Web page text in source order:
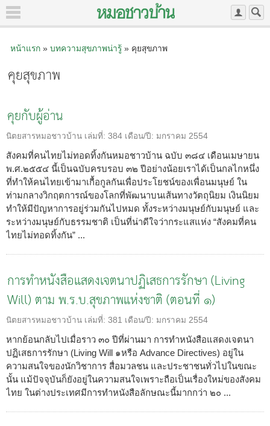
หน้าแรก» บทความสุขภาพน่ารู้» คุยสุขภาพ
คุยสุขภาพ
คุยกับผู้อ่าน
นิตยสารหมอชาวบ้าน เล่มที่: 384 เดือน/ปี: มกราคม 2554
สังคมที่คนไทยไม่ทอดทิ้งกันหมอชาวบ้าน ฉบับ ๓๘๔ เดือนเมษายน
พ.ศ.๒๕๕๔ นี้เป็นฉบับครบรอบ ๓๒ ปีอย่างน้อยเราได้เป็นกลไกหนึ่ง
ที่ทำให้คนไทยเข้ามาเกื้อกูลกันเพื่อประโยชน์ของเพื่อนมนุษย์ ใน
ท่ามกลางวิกฤตการณ์ของโลกที่พัฒนาบนเส้นทางวัตถุนิยม เงินนิยม
ทำให้มีปัญหาการอยู่ร่วมกันไปหมด ทั้งระหว่างมนุษย์กับมนุษย์ และ
ระหว่างมนุษย์กับธรรมชาติ เป็นที่น่าดีใจว่ากระแสแห่ง “สังคมที่คน
ไทยไม่ทอดทิ้งกัน” ...
การทำหนังสือแสดงเจตนาปฏิเสธการรักษา (Living
Will) ตาม พ.ร.บ.สุขภาพแห่งชาติ (ตอนที่ ๑)
นิตยสารหมอชาวบ้าน เล่มที่: 381 เดือน/ปี: มกราคม 2554
หากย้อนกลับไปเมื่อราว ๓๐ ปีที่ผ่านมา การทำหนังสือแสดงเจตนา
ปฏิเสธการรักษา (Living Will ๑หรือ Advance Directives) อยู่ใน
ความสนใจของนักวิชาการ สื่อมวลชน และประชาชนทั่วไปในขณะ
นั้น แม้ปัจจุบันก็ยังอยู่ในความสนใจเพราะถือเป็นเรื่องใหม่ของสังคม
ไทย ในต่างประเทศมีการทำหนังสือลักษณะนี้มากกว่า ๒๐ ...